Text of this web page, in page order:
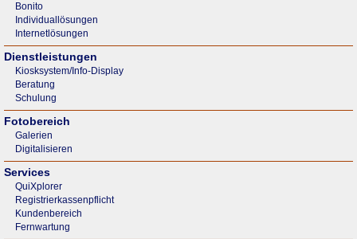
Bonito
Individuallösungen
Internetlösungen
Dienstleistungen
Kiosksystem/Info-Display
Beratung
Schulung
Fotobereich
Galerien
Digitalisieren
Services
QuiXplorer
Registrierkassenpflicht
Kundenbereich
Fernwartung